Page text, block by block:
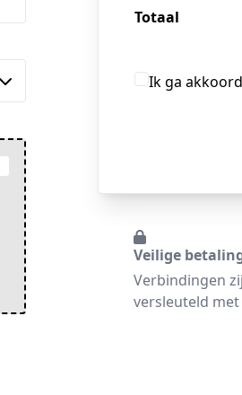
Totaal
Ik ga
Veilige
Verbindingen
versleuteld met